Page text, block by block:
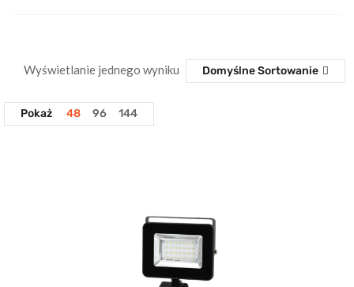
Wyświetlanie jednego wyniku Domyślne Sortowanie
Pokaż 48 96 144